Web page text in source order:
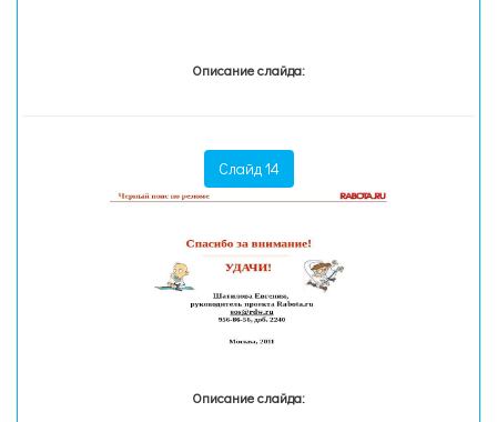
Описание слайда:
Слайд 14
Описание слайда: